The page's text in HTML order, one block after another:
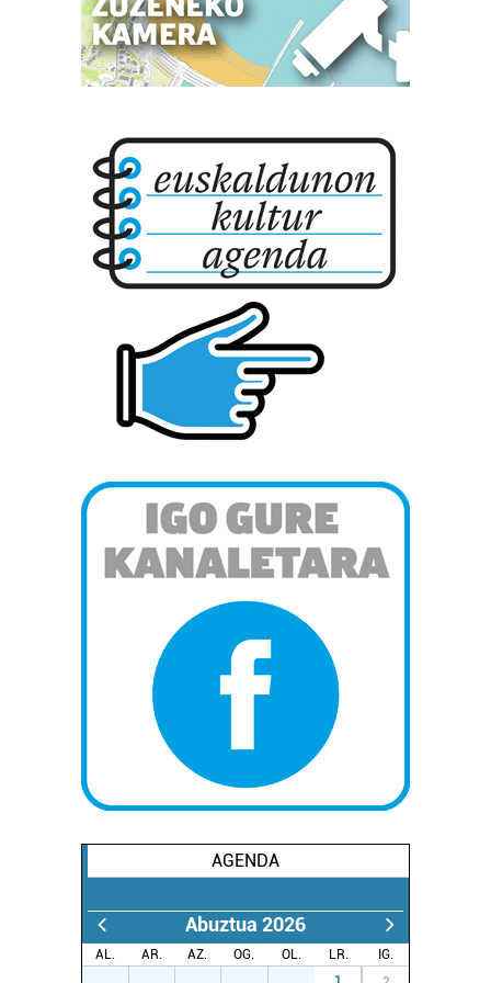
AGENDA
Abuztua 2026
AL. AR. AZ. OG. OL. LR.
IG.